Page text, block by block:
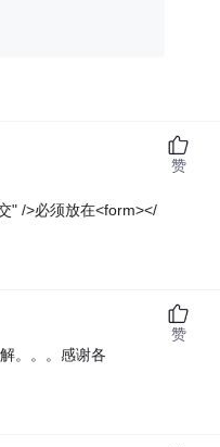
" />必须放在<form></
赞
。。。感谢各
赞